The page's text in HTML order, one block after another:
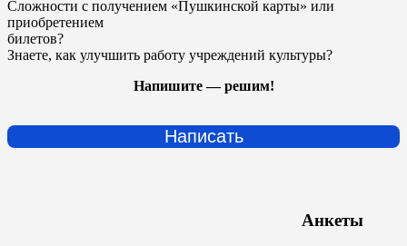
Сложности с получением «Пушкинской карты» или
приобретением
билетов?
Знаете, как улучшить работу учреждений культуры?
Напишите — решим!
Написать
Анкеты